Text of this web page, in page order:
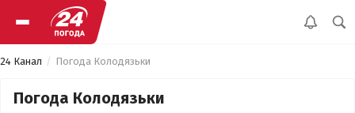
24 Канал Погода Колодязьки
Погода Колодязьки